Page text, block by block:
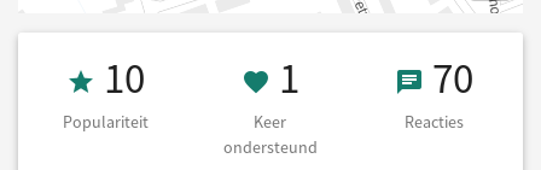
Populariteit 10
10
Populariteit
1 Keer
1
Keer
ondersteund
7070
Reacties